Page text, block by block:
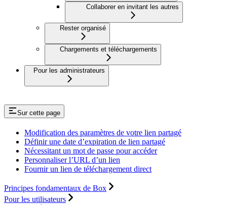
Collaborer en invitant les autres
Rester organisé
Chargements et téléchargements
Pour les administrateurs
Sur cette page
Modification des paramètres de votre lien partagé
Définir une date d’expiration de lien partagé
Nécessitant un mot de passe pour accéder
Personnaliser l’URL d’un lien
Fournir un lien de téléchargement direct
Principes fondamentaux de Box
Pour les utilisateurs